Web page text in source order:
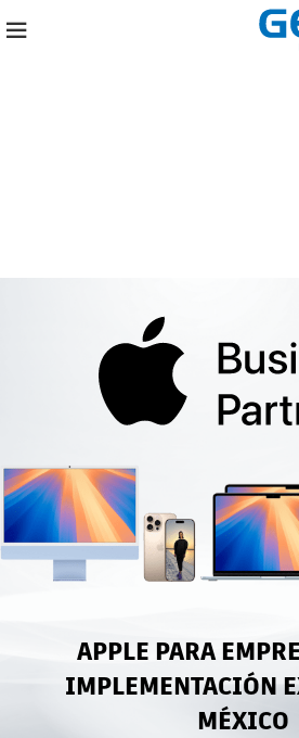
APPLE PARA
IMPLEMENTACIÓN
MÉXICO